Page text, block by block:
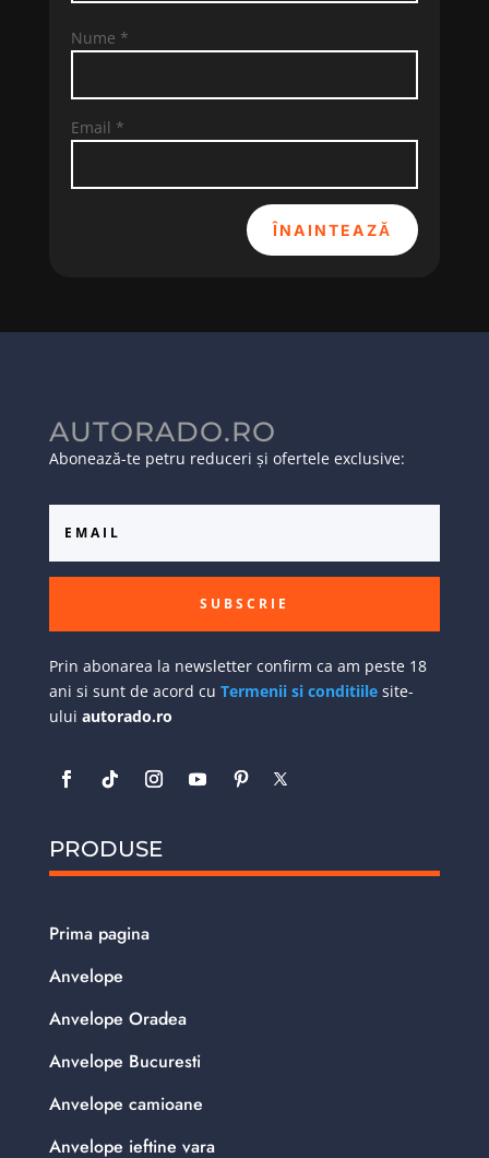
Nume *
Email *
ÎNAINTEAZĂ
AUTORADO.RO
Abonează-te petru reduceri și ofertele exclusive:
SUBSCRIE
Prin abonarea la newsletter confirm ca am peste 18
ani si sunt de acord cu Termenii si conditiilesite-
ului autorado.ro
PRODUSE
Prima pagina
Anvelope
Anvelope Oradea
Anvelope Bucuresti
Anvelope camioane
Anvelope ieftine vara